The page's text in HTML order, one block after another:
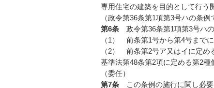
専用住宅の建築を目的として行う
（政令第36条第1項第3号ハの条例
第6条 政令第36条第1項第3号ハ
（1） 前条第1号から第4号まで
（2） 前条第2号ア又はイに定め
基準法第48条第2項に定める第2
（委任）
第7条
この条例の施行に関し必